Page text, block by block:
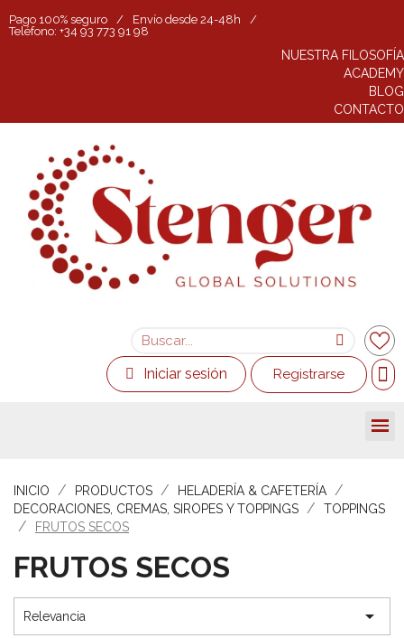
Pago 100% seguro / Envío desde 24-48h
/
Teléfono: +34 93 773 91 98
NUESTRA FILOSOFÍA
ACADEMY
BLOG
CONTACTO
Iniciar sesión Registrarse
INICIO PRODUCTOS
HELADERÍA & CAFETERÍA
DECORACIONES, CREMAS, SIROPES Y TOPPINGS
TOPPINGS
FRUTOS SECOS
FRUTOS SECOS
Relevancia 